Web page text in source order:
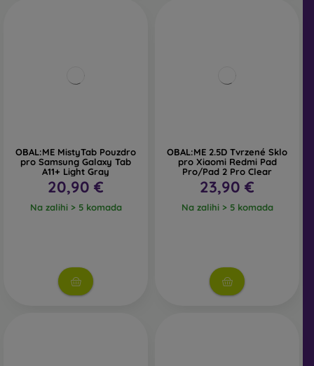
OBAL:ME MistyTab Pouzdro
pro Samsung Galaxy Tab
A11+ Light Gray
20,90 €
Na zalihi > 5 komada
OBAL:ME 2.5D Tvrzené Sklo
pro Xiaomi Redmi Pad
Pro/Pad 2 Pro Clear
23,90 €
Na zalihi > 5 komada